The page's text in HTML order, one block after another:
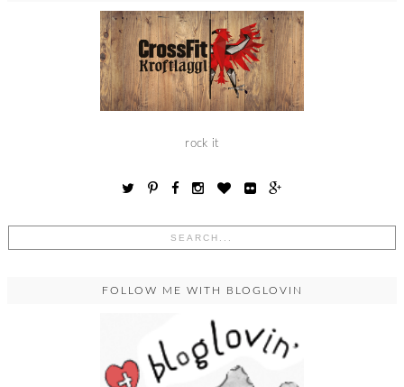
rock it
FOLLOW ME WITH BLOGLOVIN